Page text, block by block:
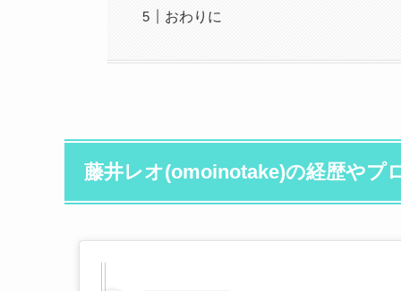
おわりに
藤井レオ(omoinotake)の経歴やプ